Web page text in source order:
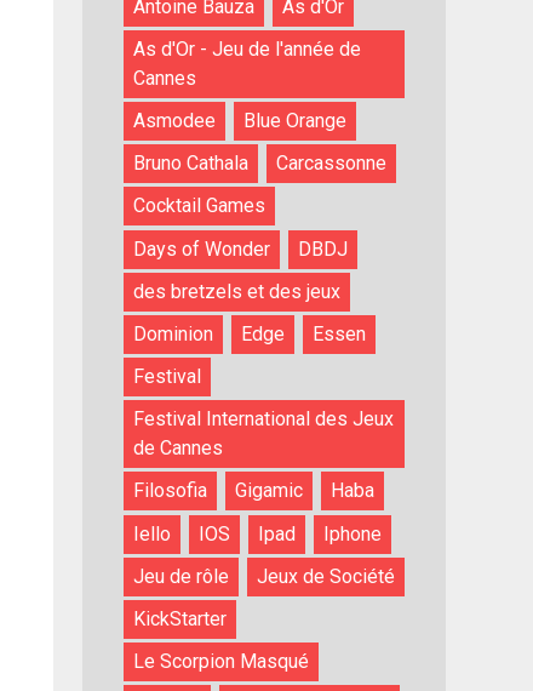
Antoine Bauza
As d'Or
As d'Or - Jeu de l'année de
Cannes
Asmodee
Blue Orange
Bruno Cathala
Carcassonne
Cocktail Games
Days of Wonder
DBDJ
des bretzels et des jeux
Dominion
Edge
Essen
Festival
Festival International des Jeux
de Cannes
Filosofia
Gigamic
Haba
Iello
IOS Ipad
Iphone
Jeu de rôle
Jeux de Société
KickStarter
Le Scorpion Masqué